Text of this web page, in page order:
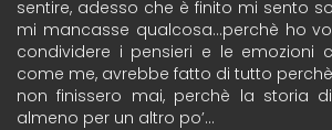
sentire, adesso che è finito mi sento
mi mancasse qualcosa…perchè ho
condividere i pensieri e le emozioni
come me, avrebbe fatto di tutto
non finissero mai, perchè la storia
almeno per un altro po’…